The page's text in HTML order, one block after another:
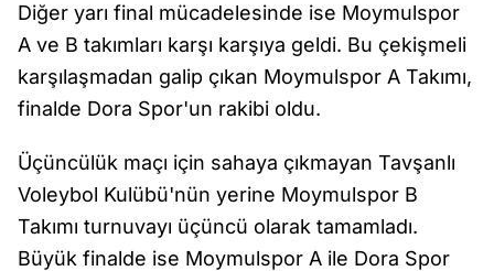
Diğer yarı final mücadelesinde ise Moymulspor
A ve B takımları karşı karşıya geldi. Bu çekişmeli
karşılaşmadan galip çıkan Moymulspor A Takımı,
finalde Dora Spor'un rakibi oldu.
Üçüncülük maçı için sahaya çıkmayan Tavşanlı
Voleybol Kulübü'nün yerine Moymulspor B
Takımı turnuvayı üçüncü olarak tamamladı.
Büyük finalde ise Moymulspor A ile Dora Spor